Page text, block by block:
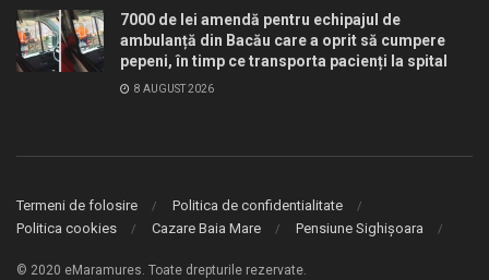
7000 de lei amendă pentru echipajul de
ambulanță din Bacău care a oprit să cumpere
pepeni, în timp ce transporta pacienți la spital
8 AUGUST 2026
Termeni de folosire
Politica de confidentialitate
Politica cookies
Cazare Baia Mare Pensiune Sighișoara
© 2020 eMaramures. Toate drepturile rezervate.